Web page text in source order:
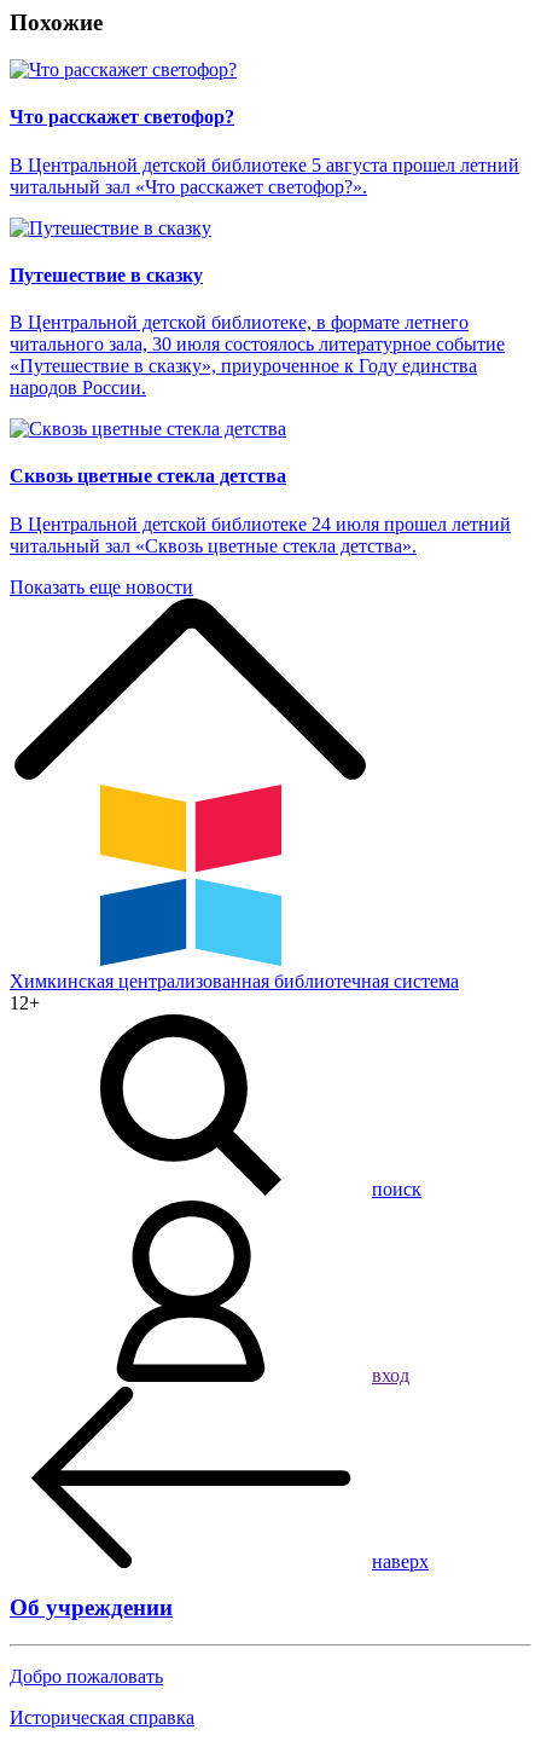
Похожие
Что расскажет светофор?
В Центральной детской библиотеке 5 августа прошел летний
читальный зал «Что расскажет светофор?».
Путешествие в сказку
В Центральной детской библиотеке, в формате летнего
читального зала, 30 июля состоялось литературное событие
«Путешествие в сказку», приуроченное к Году единства
народов России.
Сквозь цветные стекла детства
В Центральной детской библиотеке 24 июля прошел летний
читальный зал «Сквозь цветные стекла детства».
Показать еще новости
Химкинская централизованная библиотечная система
12+
поиск
вход
наверх
Об учреждении
Добро пожаловать
Историческая справка